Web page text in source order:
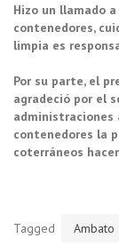
Hizo un llamado
contenedores,
limpia es
Por su parte, el
agradeció por el
administraciones
contenedores la
coterráneos
Tagged Ambato